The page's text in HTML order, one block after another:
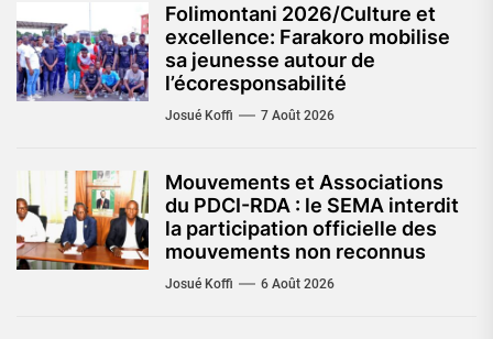
Folimontani 2026/Culture et
excellence: Farakoro mobilise
sa jeunesse autour de
l’écoresponsabilité
Josué Koffi 7 Août 2026
Mouvements et Associations
du PDCI-RDA : le SEMA interdit
la participation officielle des
mouvements non reconnus
Josué Koffi 6 Août 2026